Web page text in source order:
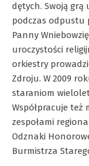
dętych. Swoją grą
podczas odpustu
Panny
uroczystości
orkiestry
Zdroju. W 2009
staraniom
Współpracuje też
zespołami
Odznaki
Burmistrza